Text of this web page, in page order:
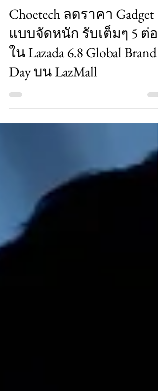
6 มิ.ย. 2563
ยาว 1 นาที
Choetech ลดราคา Gadget
แบบจัดหนัก รับเต็มๆ 5 ต่อ
ใน Lazada 6.8 Global Brand
Day บน LazMall